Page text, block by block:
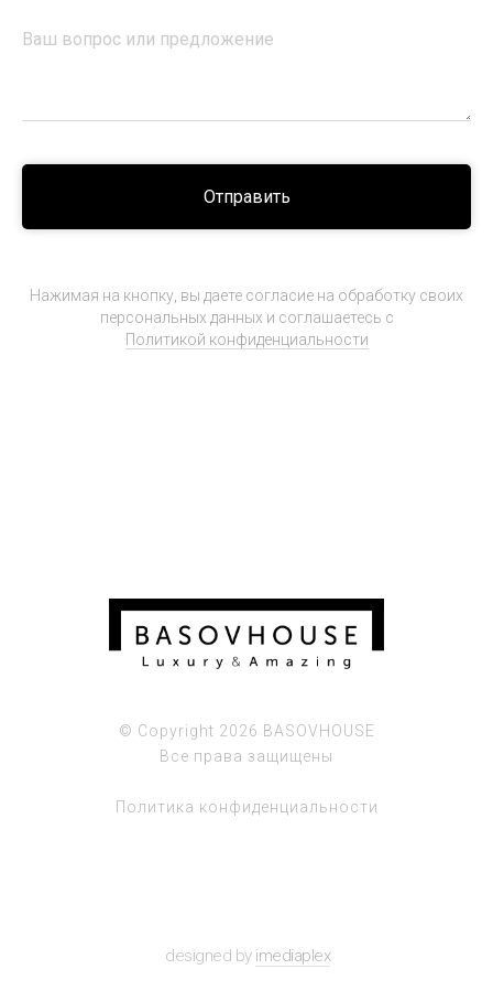
Отправить
Нажимая на кнопку, вы даете согласие на обработку своих
персональных данных и соглашаетесь с
Политикой конфиденциальности
© Copyright 2026 BASOVHOUSE
Все права защищены
Политика конфиденциальности
designed by imediaplex